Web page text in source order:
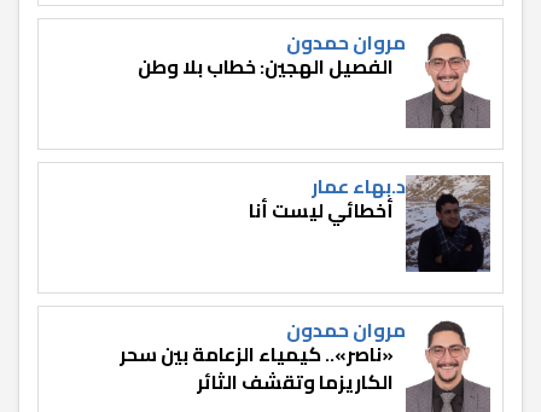
مروان حمدون
الفصيل الهجين: خطاب بلا وطن
د.بهاء عمار
أخطائي ليست أنا
مروان حمدون
«ناصر».. كيمياء الزعامة بين سحر
الكاريزما وتقشف الثائر